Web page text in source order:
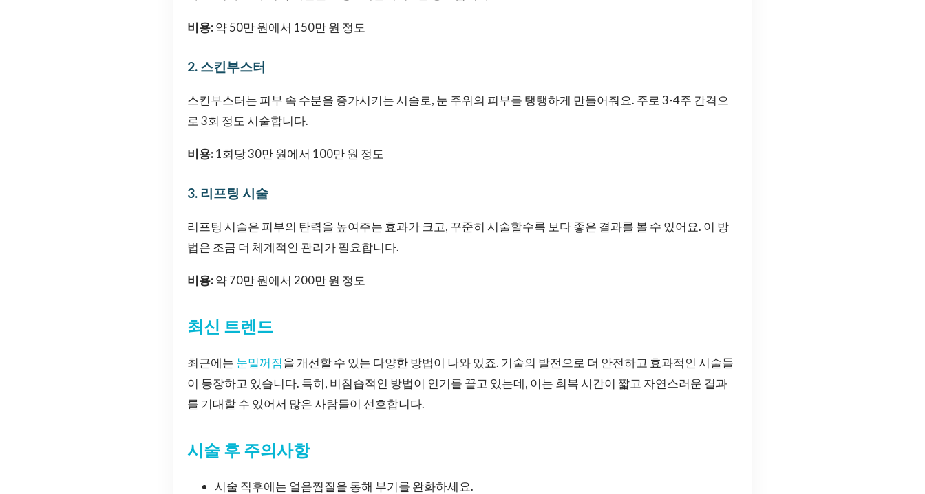
비용: 약 50만 원에서 150만 원 정도
2. 스킨부스터
스킨부스터는 피부 속 수분을 증가시키는 시술로, 눈 주위의 피부를 탱탱하게 만들어줘요. 주로 3-4주 간격으
로 3회 정도 시술합니다.
비용: 1회당 30만 원에서 100만 원 정도
3. 리프팅 시술
리프팅 시술은 피부의 탄력을 높여주는 효과가 크고, 꾸준히 시술할수록 보다 좋은 결과를 볼 수 있어요. 이 방
법은 조금 더 체계적인 관리가 필요합니다.
비용: 약 70만 원에서 200만 원 정도
최신 트렌드
최근에는 눈밑꺼짐을 개선할 수 있는 다양한 방법이 나와 있죠. 기술의 발전으로 더 안전하고 효과적인 시술들
이 등장하고 있습니다. 특히, 비침습적인 방법이 인기를 끌고 있는데, 이는 회복 시간이 짧고 자연스러운 결과
를 기대할 수 있어서 많은 사람들이 선호합니다.
시술 후 주의사항
시술 직후에는 얼음찜질을 통해 부기를 완화하세요.